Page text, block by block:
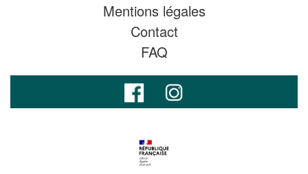
Mentions légales
Contact
FAQ